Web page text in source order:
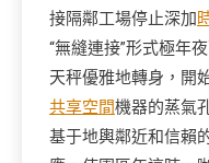
接隔鄰工場停止深加
“無縫連接”形式極年
天秤優雅地轉身，開
共享空間機器的蒸氣
基于地輿鄰近和信賴